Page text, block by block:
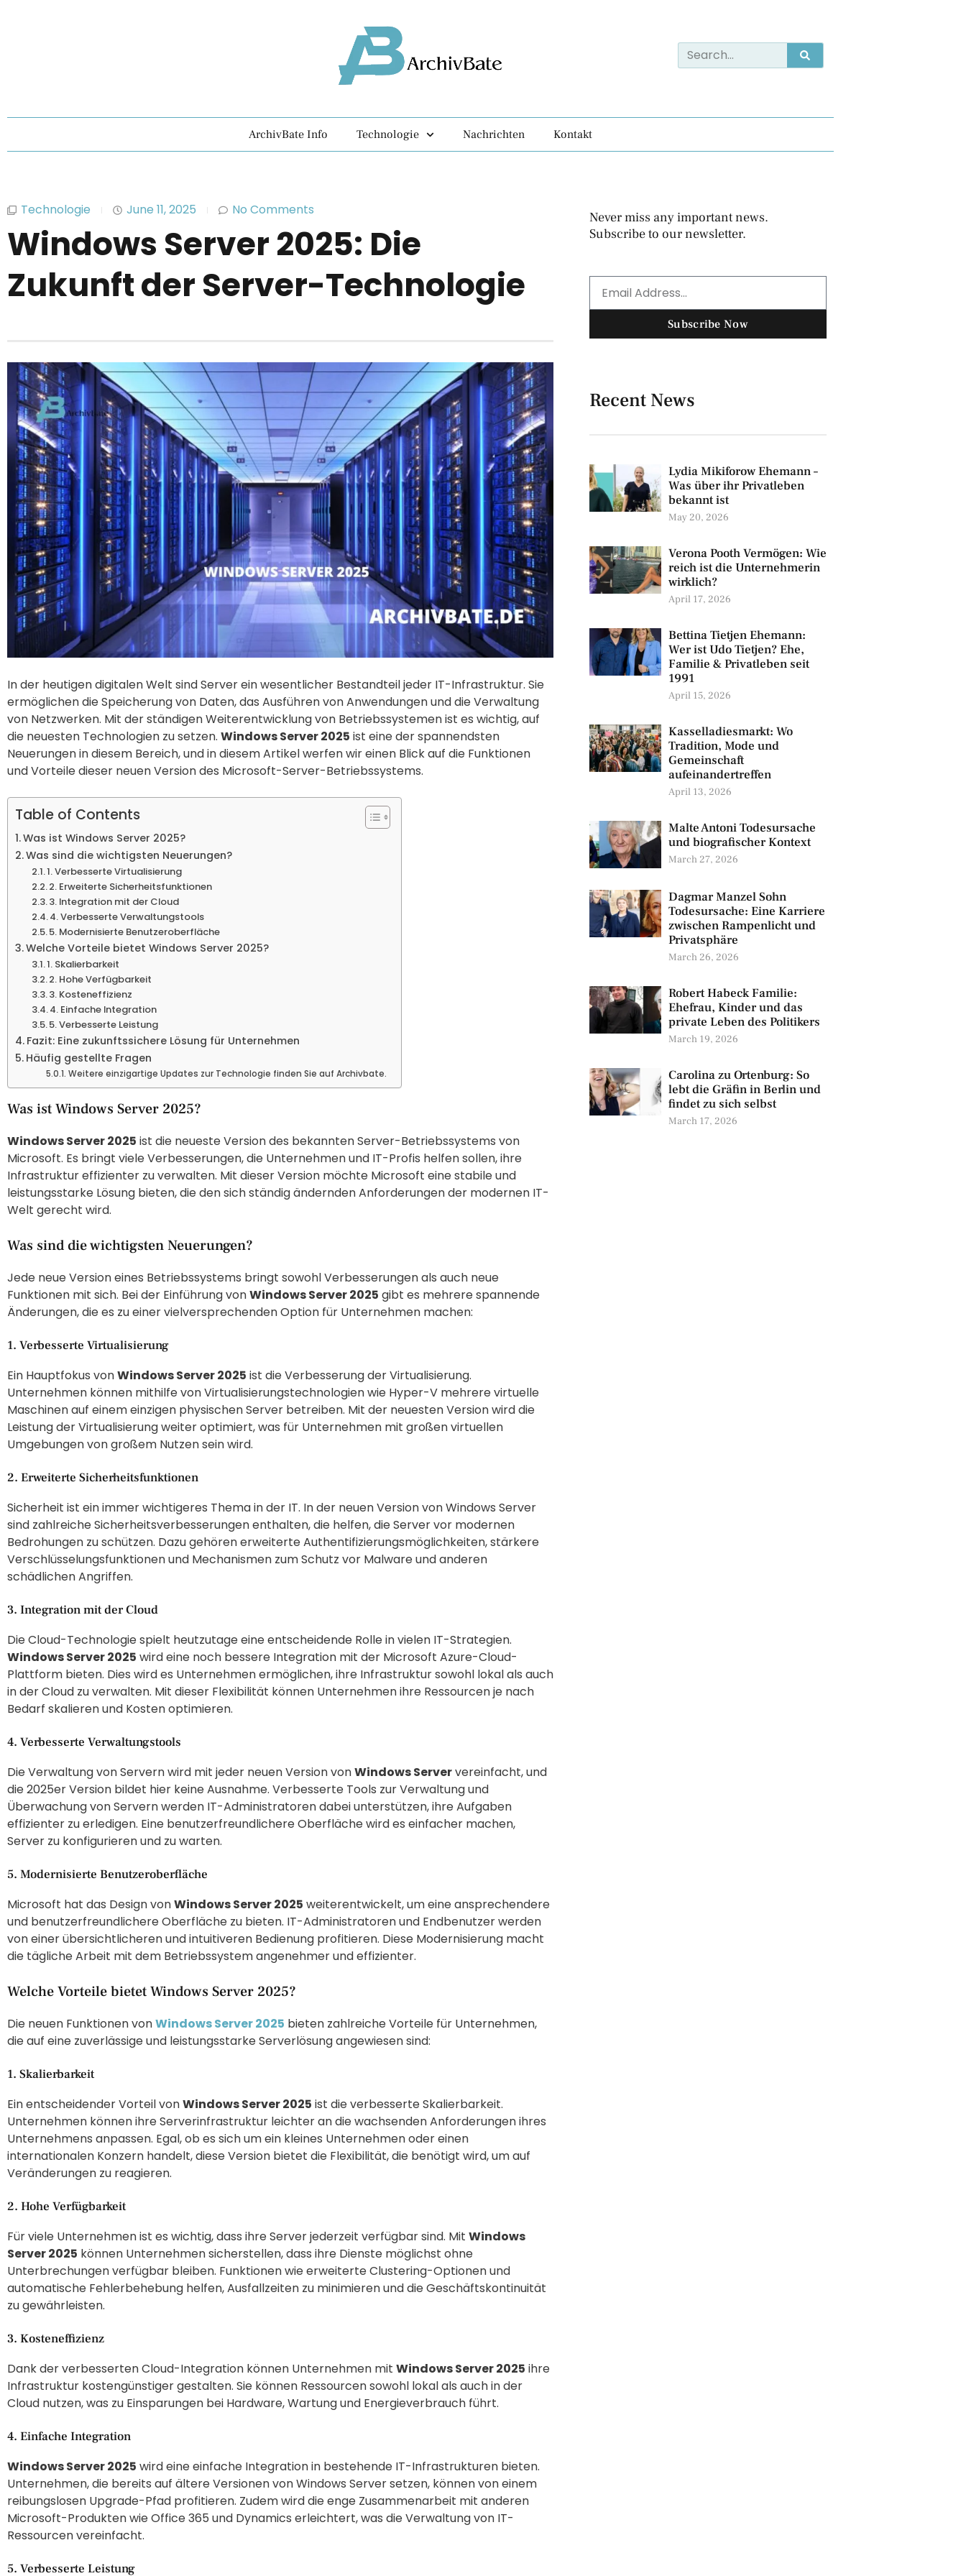
ArchivBate Info Technologie Nachrichten Kontakt
Technologie June 11, 2025 No Comments
Windows Server 2025: Die
Zukunft der Server-Technologie
In der heutigen digitalen Welt sind Server ein wesentlicher Bestandteil jeder IT-Infrastruktur. Sie
ermöglichen die Speicherung von Daten, das Ausführen von Anwendungen und die Verwaltung
von Netzwerken. Mit der ständigen Weiterentwicklung von Betriebssystemen ist es wichtig, auf
die neuesten Technologien zu setzen. Windows Server 2025 ist eine der spannendsten
Neuerungen in diesem Bereich, und in diesem Artikel werfen wir einen Blick auf die Funktionen
und Vorteile dieser neuen Version des Microsoft-Server-Betriebssystems.
Table of Contents
Was ist Windows Server 2025?
Was sind die wichtigsten Neuerungen?
1. Verbesserte Virtualisierung
2. Erweiterte Sicherheitsfunktionen
3. Integration mit der Cloud
4. Verbesserte Verwaltungstools
5. Modernisierte Benutzeroberfläche
Welche Vorteile bietet Windows Server 2025?
1. Skalierbarkeit
2. Hohe Verfügbarkeit
3. Kosteneffizienz
4. Einfache Integration
5. Verbesserte Leistung
Fazit: Eine zukunftssichere Lösung für Unternehmen
Häufig gestellte Fragen
Weitere einzigartige Updates zur Technologie finden Sie auf Archivbate.
Was ist Windows Server 2025?
Windows Server 2025 ist die neueste Version des bekannten Server-Betriebssystems von
Microsoft. Es bringt viele Verbesserungen, die Unternehmen und IT-Profis helfen sollen, ihre
Infrastruktur effizienter zu verwalten. Mit dieser Version möchte Microsoft eine stabile und
leistungsstarke Lösung bieten, die den sich ständig ändernden Anforderungen der modernen IT-
Welt gerecht wird.
Was sind die wichtigsten Neuerungen?
Jede neue Version eines Betriebssystems bringt sowohl Verbesserungen als auch neue
Funktionen mit sich. Bei der Einführung vonWindows Server 2025 gibt es mehrere spannende
Änderungen, die es zu einer vielversprechenden Option für Unternehmen machen:
1. Verbesserte Virtualisierung
Ein Hauptfokus vonWindows Server 2025 ist die Verbesserung der Virtualisierung.
Unternehmen können mithilfe von Virtualisierungstechnologien wie Hyper-V mehrere virtuelle
Maschinen auf einem einzigen physischen Server betreiben. Mit der neuesten Version wird die
Leistung der Virtualisierung weiter optimiert, was für Unternehmen mit großen virtuellen
Umgebungen von großem Nutzen sein wird.
2. Erweiterte Sicherheitsfunktionen
Sicherheit ist ein immer wichtigeres Thema in der IT. In der neuen Version von Windows Server
sind zahlreiche Sicherheitsverbesserungen enthalten, die helfen, die Server vor modernen
Bedrohungen zu schützen. Dazu gehören erweiterte Authentifizierungsmöglichkeiten, stärkere
Verschlüsselungsfunktionen und Mechanismen zum Schutz vor Malware und anderen
schädlichen Angriffen.
3. Integration mit der Cloud
Die Cloud-Technologie spielt heutzutage eine entscheidende Rolle in vielen IT-Strategien.
Windows Server 2025 wird eine noch bessere Integration mit der Microsoft Azure-Cloud-
Plattform bieten. Dies wird es Unternehmen ermöglichen, ihre Infrastruktur sowohl lokal als auch
in der Cloud zu verwalten. Mit dieser Flexibilität können Unternehmen ihre Ressourcen je nach
Bedarf skalieren und Kosten optimieren.
4. Verbesserte Verwaltungstools
Die Verwaltung von Servern wird mit jeder neuen Version vonWindows Serververeinfacht, und
die 2025er Version bildet hier keine Ausnahme. Verbesserte Tools zur Verwaltung und
Überwachung von Servern werden IT-Administratoren dabei unterstützen, ihre Aufgaben
effizienter zu erledigen. Eine benutzerfreundlichere Oberfläche wird es einfacher machen,
Server zu konfigurieren und zu warten.
5. Modernisierte Benutzeroberfläche
Microsoft hat das Design vonWindows Server 2025 weiterentwickelt, um eine ansprechendere
und benutzerfreundlichere Oberfläche zu bieten. IT-Administratoren und Endbenutzer werden
von einer übersichtlicheren und intuitiveren Bedienung profitieren. Diese Modernisierung macht
die tägliche Arbeit mit dem Betriebssystem angenehmer und effizienter.
Welche Vorteile bietet Windows Server 2025?
Die neuen Funktionen vonWindows Server 2025 bieten zahlreiche Vorteile für Unternehmen,
die auf eine zuverlässige und leistungsstarke Serverlösung angewiesen sind:
1. Skalierbarkeit
Ein entscheidender Vorteil vonWindows Server 2025 ist die verbesserte Skalierbarkeit.
Unternehmen können ihre Serverinfrastruktur leichter an die wachsenden Anforderungen ihres
Unternehmens anpassen. Egal, ob es sich um ein kleines Unternehmen oder einen
internationalen Konzern handelt, diese Version bietet die Flexibilität, die benötigt wird, um auf
Veränderungen zu reagieren.
2. Hohe Verfügbarkeit
Für viele Unternehmen ist es wichtig, dass ihre Server jederzeit verfügbar sind. Mit Windows
Server 2025 können Unternehmen sicherstellen, dass ihre Dienste möglichst ohne
Unterbrechungen verfügbar bleiben. Funktionen wie erweiterte Clustering-Optionen und
automatische Fehlerbehebung helfen, Ausfallzeiten zu minimieren und die Geschäftskontinuität
zu gewährleisten.
3. Kosteneffizienz
Dank der verbesserten Cloud-Integration können Unternehmen mit Windows Server 2025 ihre
Infrastruktur kostengünstiger gestalten. Sie können Ressourcen sowohl lokal als auch in der
Cloud nutzen, was zu Einsparungen bei Hardware, Wartung und Energieverbrauch führt.
4. Einfache Integration
Windows Server 2025 wird eine einfache Integration in bestehende IT-Infrastrukturen bieten.
Unternehmen, die bereits auf ältere Versionen von Windows Server setzen, können von einem
reibungslosen Upgrade-Pfad profitieren. Zudem wird die enge Zusammenarbeit mit anderen
Microsoft-Produkten wie Office 365 und Dynamics erleichtert, was die Verwaltung von IT-
Ressourcen vereinfacht.
5. Verbesserte Leistung
Never miss any important news.
Subscribe to our newsletter.
Subscribe Now
Recent News
Lydia Mikiforow Ehemann –
Was über ihr Privatleben
bekannt ist
May 20, 2026
Verona Pooth Vermögen: Wie
reich ist die Unternehmerin
wirklich?
April 17, 2026
Bettina Tietjen Ehemann:
Wer ist Udo Tietjen? Ehe,
Familie & Privatleben seit
1991
April 15, 2026
Kasselladiesmarkt: Wo
Tradition, Mode und
Gemeinschaft
aufeinandertreffen
April 13, 2026
Malte Antoni Todesursache
und biografischer Kontext
March 27, 2026
Dagmar Manzel Sohn
Todesursache: Eine Karriere
zwischen Rampenlicht und
Privatsphäre
March 26, 2026
Robert Habeck Familie:
Ehefrau, Kinder und das
private Leben des Politikers
March 19, 2026
Carolina zu Ortenburg: So
lebt die Gräfin in Berlin und
findet zu sich selbst
March 17, 2026